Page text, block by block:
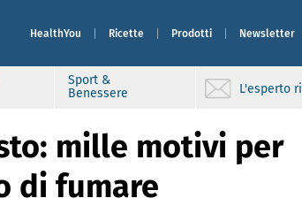
HealthYou Ricette Prodotti Newsletter
Sport &
Benessere
L'esperto
mille motivi per
di fumare